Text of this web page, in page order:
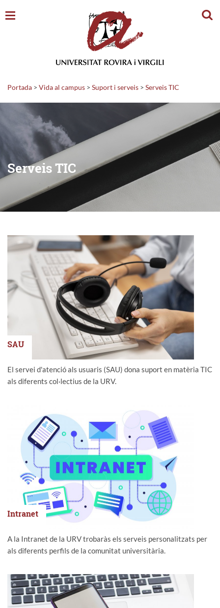
Portada > Vida al campus > Suport i serveis > Serveis TIC
Serveis TIC
SAU
El servei d'atenció als usuaris (SAU) dona suport en matèria TIC
als diferents col·lectius de la URV.
Intranet
A la Intranet de la URV trobaràs els serveis personalitzats per
als diferents perfils de la comunitat universitària.